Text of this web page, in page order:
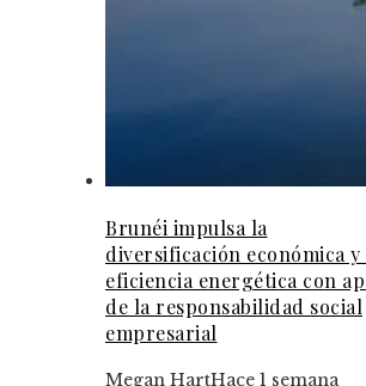
Brunéi impulsa la
diversificación económica y
eficiencia energética con
de la responsabilidad social
empresarial
Megan HartHace 1 semana